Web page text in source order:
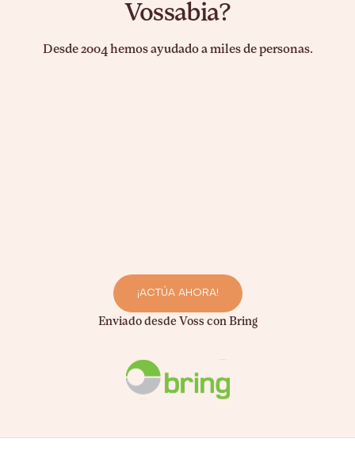
Desde 2004 hemos ayudado a miles de personas.
Vossabia?
¡ACTÚA AHORA!
Enviado desde Voss con Bring